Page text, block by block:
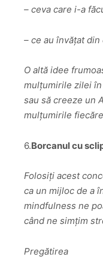
– ceva care i-a
– ce au învățat
O altă idee
mulțumirile zilei
sau să creeze un
mulțumirile
6.Borcanul cu
Folosiți acest
ca un mijloc de a
mindfulness ne
când ne simțim
Pregătirea